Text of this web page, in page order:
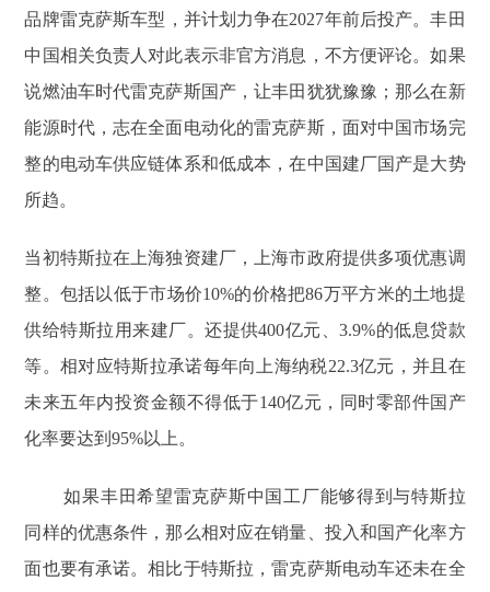
品牌雷克萨斯车型，并计划力争在2027年前后投产。丰田
中国相关负责人对此表示非官方消息，不方便评论。如果
说燃油车时代雷克萨斯国产，让丰田犹犹豫豫；那么在新
能源时代，志在全面电动化的雷克萨斯，面对中国市场完
整的电动车供应链体系和低成本，在中国建厂国产是大势
所趋。
当初特斯拉在上海独资建厂，上海市政府提供多项优惠调
整。包括以低于市场价10%的价格把86万平方米的土地提
供给特斯拉用来建厂。还提供400亿元、3.9%的低息贷款
等。相对应特斯拉承诺每年向上海纳税22.3亿元，并且在
未来五年内投资金额不得低于140亿元，同时零部件国产
化率要达到95%以上。
如果丰田希望雷克萨斯中国工厂能够得到与特斯拉
同样的优惠条件，那么相对应在销量、投入和国产化率方
面也要有承诺。相比于特斯拉，雷克萨斯电动车还未在全